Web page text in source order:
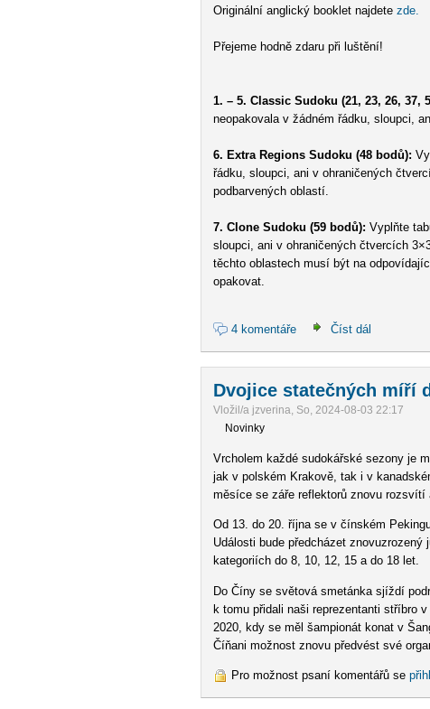
Originální anglický booklet najdetezde.
Přejeme hodně zdaru při luštění!
1. – 5. Classic Sudoku (21, 23, 26, 37,
neopakovala v žádném řádku, sloupci,
6. Extra Regions Sudoku (48 bodů):
řádku, sloupci, ani v ohraničených
podbarvených oblastí.
7. Clone Sudoku (59 bodů): Vyplňte
sloupci, ani v ohraničených čtvercích
těchto oblastech musí být na
opakovat.
4 komentáře Číst dál
Dvojice statečných míří
Vložil/a jzverina, So, 2024-08-03 22:17
Novinky
Vrcholem každé sudokářské sezony je
jak v polském Krakově, tak i v
měsíce se záře reflektorů znovu rozsvítí
Od 13. do 20. října se v čínském
Události bude předcházet
kategoriích do 8, 10, 12, 15 a do 18 let.
Do Číny se světová smetánka sjíždí
k tomu přidali naši reprezentanti stříbro
2020, kdy se měl šampionát konat v
Číňani možnost znovu předvést své
Pro možnost psaní komentářů se